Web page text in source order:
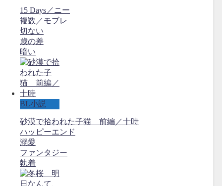
15 Days／ニー
複数／モブレ
切ない
歳の差
暗い
BL小説
砂漠で拾われた子猫 前編／十時
ハッピーエンド
溺愛
ファンタジー
執着